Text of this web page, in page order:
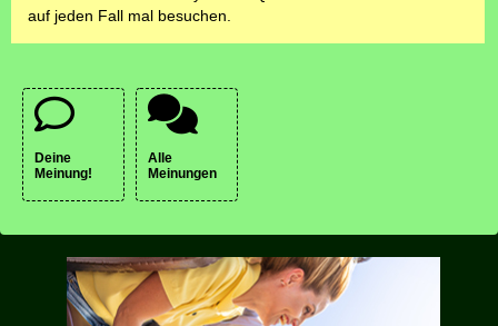
auf jeden Fall mal besuchen.
Deine
Meinung!
Alle
Meinungen